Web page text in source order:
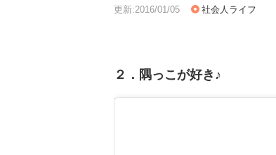
更新:2016/01/05 社会人ライフ
２．隅っこが好き♪